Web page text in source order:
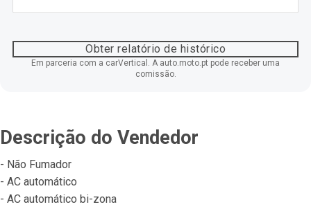
Obter relatório de histórico
Em parceria com a carVertical. A auto.moto.pt pode receber uma
comissão.
Descrição do Vendedor
- Não Fumador
- AC automático
- AC automático bi-zona